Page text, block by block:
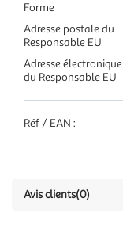
Forme
Adresse postale du
Responsable EU
Adresse électronique
du Responsable EU
Réf / EAN :
Avis clients(0)